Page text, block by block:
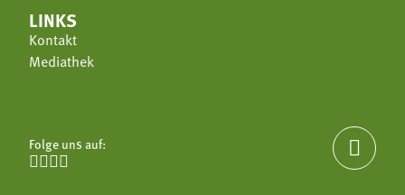
LINKS
Kontakt
Mediathek
Folge uns auf:

